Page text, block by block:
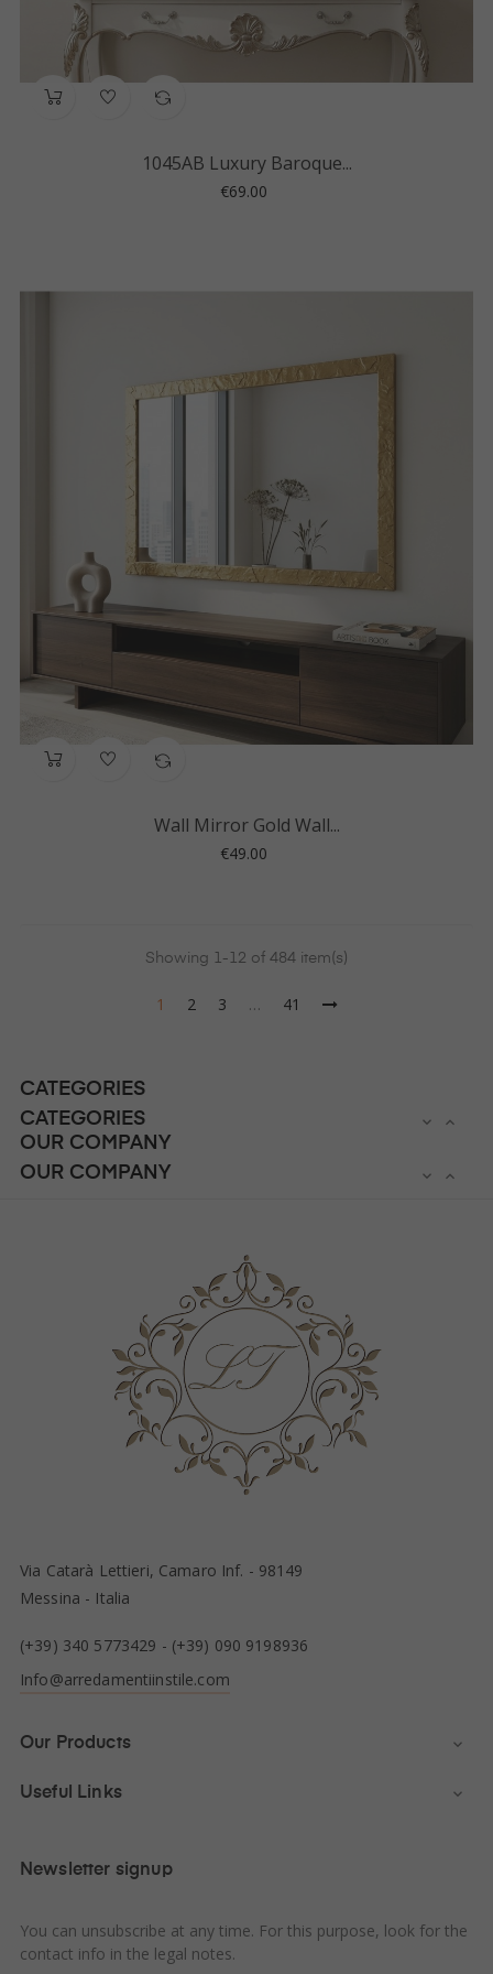
1045AB Luxury Baroque...
Price
€69.00
Wall Mirror Gold Wall...
Price
€49.00
Showing 1-12 of 484 item(s)
1 2 3 … 41
CATEGORIES
CATEGORIES
 
OUR COMPANY
OUR COMPANY
 
Via Catarà Lettieri, Camaro Inf. - 98149
Messina - Italia
(+39) 340 5773429 - (+39) 090 9198936
Info@arredamentiinstile.com
Our Products 
Useful Links 
Newsletter signup
You can unsubscribe at any time. For this purpose, look for the
contact info in the legal notes.